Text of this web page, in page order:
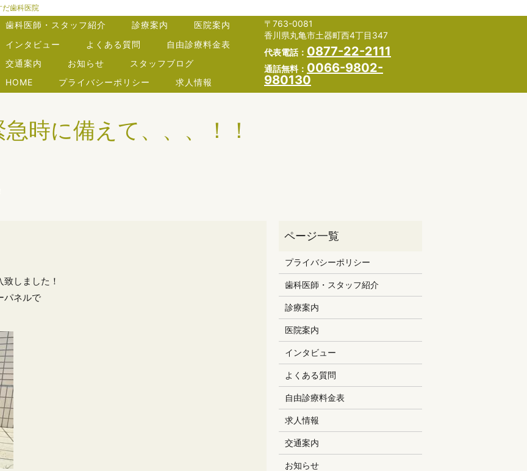
歯科医院
歯科医師・スタッフ紹介 診療案内
医院案内
インタビュー
よくある質問
自由診療料金表
交通案内
お知らせ
スタッフブログ
HOME
プライバシーポリシー 求人情報
〒763-0081
香川県丸亀市土器町西4丁目347
代表電話： 0877-22-2111
通話無料： 0066-9802-
980130
急時に備えて、、、！！
しました！
パネルで
プライバシーポリシー
歯科医師・スタッフ紹介
診療案内
医院案内
インタビュー
よくある質問
自由診療料金表
求人情報
交通案内
お知らせ